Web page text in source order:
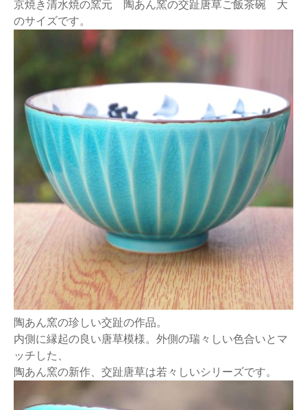
京焼き清水焼の窯元 陶あん窯の交趾唐草ご飯茶碗 大
のサイズです。
陶あん窯の珍しい交趾の作品。
内側に縁起の良い唐草模様。外側の瑞々しい色合いとマ
ッチした、
陶あん窯の新作、交趾唐草は若々しいシリーズです。